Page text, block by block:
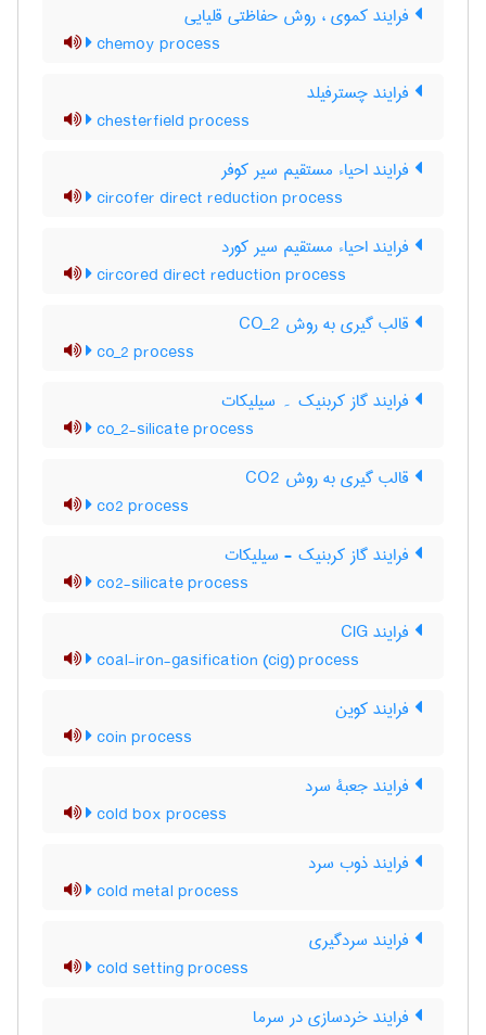
فرایند کموی ، روش حفاظتی قلیایی
chemoy process
فرایند چسترفیلد
chesterfield process
فرایند احیاء مستقیم سیر کوفر
circofer direct reduction process
فرایند احیاء مستقیم سیر کورد
circored direct reduction process
قالب گیری به روش CO_2
co_2 process
فرایند گاز کربنیک ۔ سیلیکات
co_2-silicate process
قالب گیری به روش CO2
co2 process
فرایند گاز کربنیک - سیلیکات
co2-silicate process
فرایند CIG
coal-iron-gasification (cig) process
فرایند کوین
coin process
فرایند جعبۀ سرد
cold box process
فرایند ذوب سرد
cold metal process
فرایند سردگیری
cold setting process
فرایند خردسازی در سرما